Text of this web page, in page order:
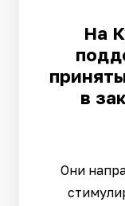
На
в
Они